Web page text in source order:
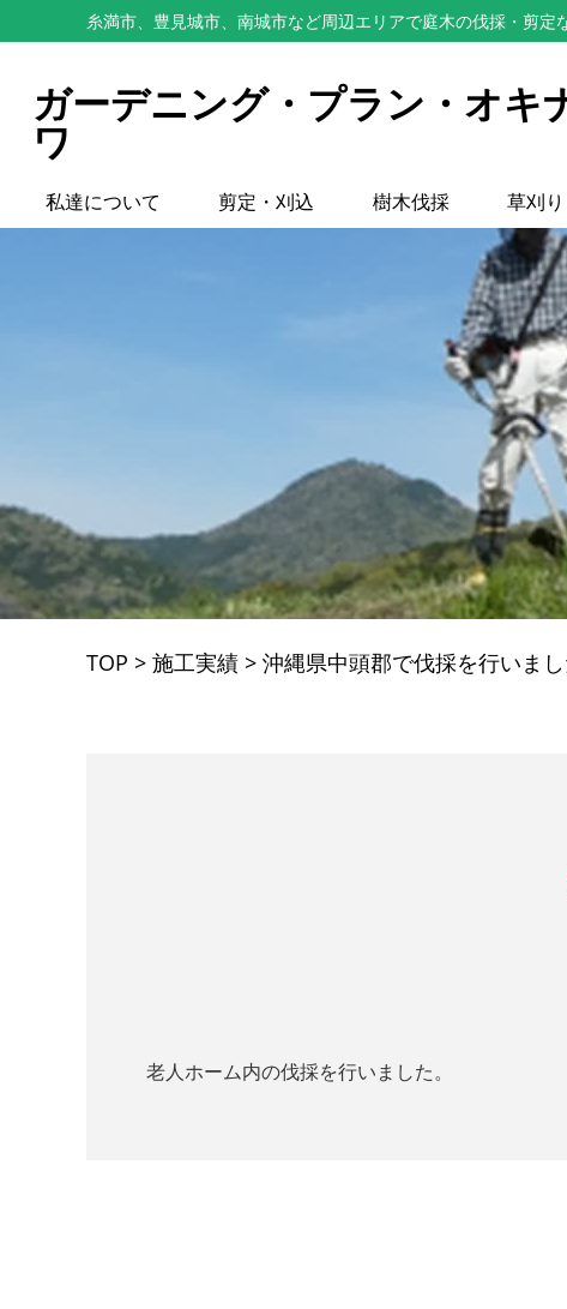
糸満市、豊見城市、南城市など周辺エリアで庭木の伐採・剪
ガーデニング・プラン・オキ
ワ
私達について 剪定・刈込 樹木伐採 草刈
TOP > 施工実績 > 沖縄県中頭郡で伐採を行いまし
老人ホーム内の伐採を行いました。